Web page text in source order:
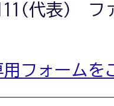
代表) フ
フォームを